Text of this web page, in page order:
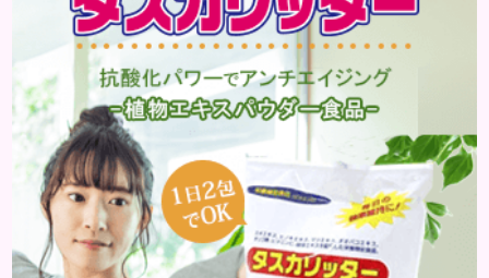
存知の方もいらっしゃるかと思いますが、すいほ
う、と読みます。これは表皮や表皮下にできるもので
す。表皮は0.2mmほ...